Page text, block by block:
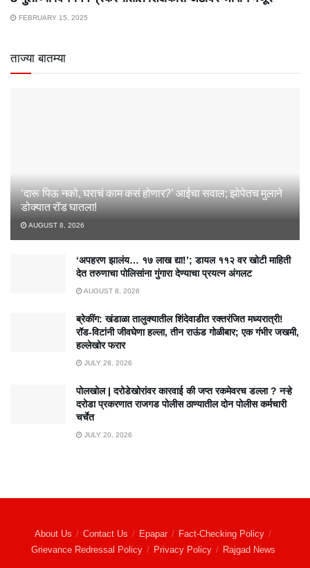
FEBRUARY 15, 2025
ताज्या बातम्या
‘दारू पिऊ नको, घराचं काम कसं होणार?’ आईचा सवाल; झोपेतच मुलाने
डोक्यात रॉड घातला!
AUGUST 8, 2026
‘अपहरण झालंय… १७ लाख द्या!’; डायल ११२ वर खोटी माहिती
देत तरुणाचा पोलिसांना गुंगारा देण्याचा प्रयत्न अंगलट
AUGUST 8, 2026
ब्रेकींग: खंडाळा तालुक्यातील शिंदेवाडीत रक्तरंजित मध्यरात्री!
रॉड-विटांनी जीवघेणा हल्ला, तीन राऊंड गोळीबार; एक गंभीर जखमी,
हल्लेखोर फरार
JULY 28, 2026
पोलखोल | दरोडेखोरांवर कारवाई की जप्त रकमेवरच डल्ला ? नऱ्हे
दरोडा प्रकरणात राजगड पोलीस ठाण्यातील दोन पोलीस कर्मचारी
चर्चेत
JULY 20, 2026
About Us Contact Us Epapar
Fact-Checking Policy
Grievance Redressal Policy
Privacy Policy Rajgad News